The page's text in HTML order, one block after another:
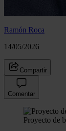
Ramón Roca
14/05/2026
Compartir
Comentar
Proyecto de